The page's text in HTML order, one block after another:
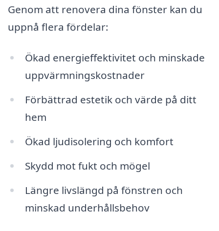
Genom att renovera dina fönster kan du
uppnå flera fördelar:
Ökad energieffektivitet och minskade
uppvärmningskostnader
Förbättrad estetik och värde på ditt
hem
Ökad ljudisolering och komfort
Skydd mot fukt och mögel
Längre livslängd på fönstren och
minskad underhållsbehov